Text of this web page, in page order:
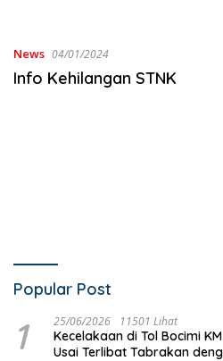
News 04/01/2024
Info Kehilangan STNK
Popular Post
1 25/06/2026 11501 Lihat
Kecelakaan di Tol Bocimi
Usai Terlibat Tabrakan